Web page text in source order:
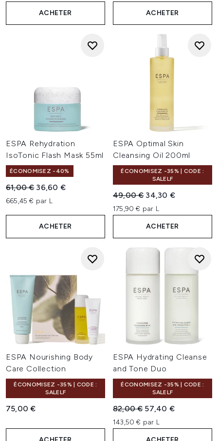
ACHETER ACHETER
ESPA Rehydration
IsoTonic Flash Mask 55ml
ÉCONOMISEZ -40%
Prix de vente :
61,00 € Prix ​​actuel :
36,60 €
665,45 € par L
ACHETER
ESPA Optimal Skin
Cleansing Oil 200ml
ÉCONOMISEZ -35% | CODE :
SALELF
Prix de vente :
49,00 € Prix ​​actuel :
34,30 €
175,90 € par L
ACHETER
ESPA Nourishing Body
Care Collection
ÉCONOMISEZ -35% | CODE :
SALELF
75,00 €
ESPA Hydrating Cleanse
and Tone Duo
ÉCONOMISEZ -35% | CODE :
SALELF
Prix de vente :
82,00 € Prix ​​actuel :
57,40 €
143,50 € par L